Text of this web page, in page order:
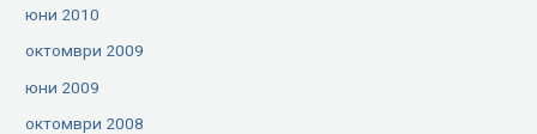
юни 2010
октомври 2009
юни 2009
октомври 2008